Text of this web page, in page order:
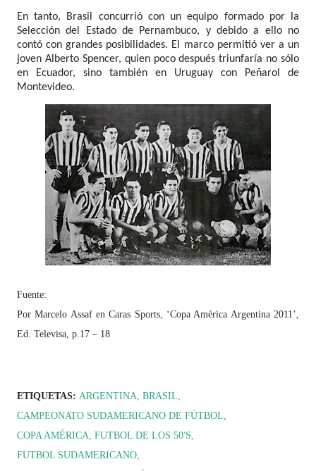
En tanto, Brasil concurrió con un equipo formado por la
Selección del Estado de Pernambuco, y debido a ello no
contó con grandes posibilidades. El marco permitió ver a un
joven Alberto Spencer, quien poco después triunfaría no sólo
en Ecuador, sino también en Uruguay con Peñarol de
Montevideo.
Fuente:
Por Marcelo Assaf en Caras Sports, ‘Copa América Argentina 2011’,
Ed. Televisa, p.17 – 18
ETIQUETAS: ARGENTINA BRASIL
CAMPEONATO SUDAMERICANO DE FÚTBOL
COPA AMÉRICA FUTBOL DE LOS 50'S
FUTBOL SUDAMERICANO